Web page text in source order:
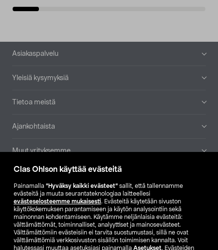
Clas Ohlson käyttää evästeitä
Painamalla ”Hyväksy kaikki evästeet” sallit, että tallennamme
evästeitä ja muuta seurantateknologiaa laitteellesi
evästeselosteemme mukaisesti. Evästeitä käytetään sivuston
käyttökokemuksen parantamiseen ja käytön analysointiin sekä
mainonnan kohdentamiseen. Käytämme neljänlaisia evästeitä:
välttämättömät, toiminnalliset, analyyttiset ja mainosevästeet.
Välttämättömiin evästeisiin ei tarvita suostumustasi, sillä ne ovat
välttämättömiä verkkosivuston sisällön toimimisen kannalta. Voit
halutessasi muuttaa asetuksiasi painamalla Asetukset. Evästeiden
Alatunniste
Asiakaspalvelu
Yleisiä kysymyksiä
Tietoa meistä
Ajankohtaista
Muut yrityksemme
Etsi myymälä
SE NO FI
FI SV